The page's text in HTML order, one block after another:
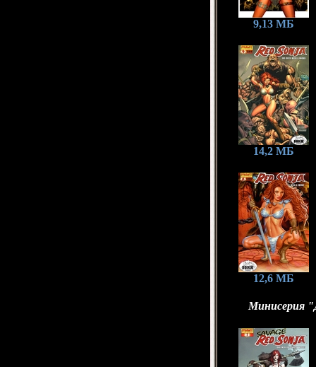
9,13 МБ
14,2 МБ
12,6 МБ
Минисерия